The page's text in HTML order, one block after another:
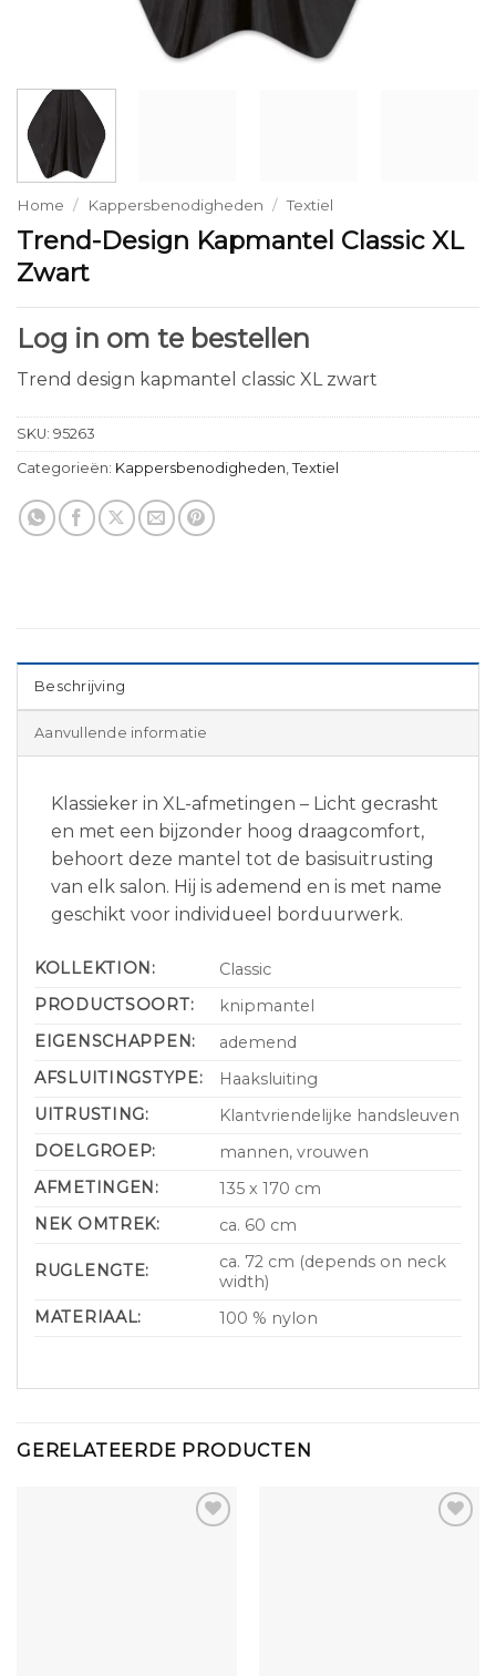
Home / Kappersbenodigheden / Textiel
Trend-Design Kapmantel Classic XL
Zwart
Log in om te bestellen
Trend design kapmantel classic XL zwart
SKU: 95263
Categorieën: Kappersbenodigheden Textiel
Beschrijving
Aanvullende informatie
Klassieker in XL-afmetingen – Licht gecrasht
en met een bijzonder hoog draagcomfort,
behoort deze mantel tot de basisuitrusting
van elk salon. Hij is ademend en is met name
geschikt voor individueel borduurwerk.
KOLLEKTION:
Classic
PRODUCTSOORT:
knipmantel
EIGENSCHAPPEN:
ademend
AFSLUITINGSTYPE:
Haaksluiting
UITRUSTING:
Klantvriendelijke handsleuven
DOELGROEP:
mannen, vrouwen
AFMETINGEN:
135 x 170 cm
NEK OMTREK:
ca. 60 cm
RUGLENGTE:
ca. 72 cm (depends on neck
width)
MATERIAAL:
100 % nylon
GERELATEERDE PRODUCTEN